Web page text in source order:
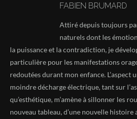
FABIEN BRUMARD
Attiré depuis toujours
naturels dont les
la puissance et la contradiction, je
particulière pour les manifestations
redoutées durant mon enfance. L’aspect
moindre décharge électrique, tant sur
qu’esthétique, m’amène à sillonner les
nouveau tableau, d’une nouvelle histoire